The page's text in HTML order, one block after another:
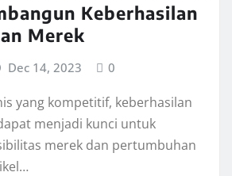
Keberhasilan
Merek
Dec 14, 2023 0
yang kompetitif, keberhasilan
menjadi kunci untuk
merek dan pertumbuhan